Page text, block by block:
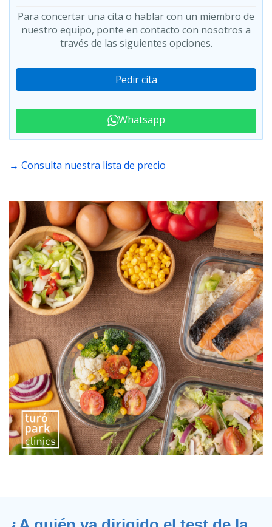
Para concertar una cita o hablar con un miembro de
nuestro equipo, ponte en contacto con nosotros a
través de las siguientes opciones.
Pedir cita
Whatsapp
→ Consulta nuestra lista de precio